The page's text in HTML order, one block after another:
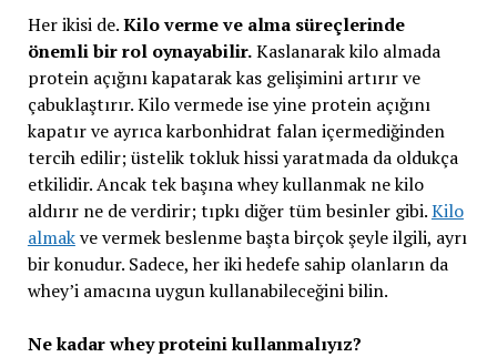
Her ikisi de.Kilo verme ve alma süreçlerinde
önemli bir rol oynayabilir.Kaslanarak kilo almada
protein açığını kapatarak kas gelişimini artırır ve
çabuklaştırır. Kilo vermede ise yine protein açığını
kapatır ve ayrıca karbonhidrat falan içermediğinden
tercih edilir; üstelik tokluk hissi yaratmada da oldukça
etkilidir. Ancak tek başına whey kullanmak ne kilo
aldırır ne de verdirir; tıpkı diğer tüm besinler gibi.Kilo
almakve vermek beslenme başta birçok şeyle ilgili, ayrı
bir konudur. Sadece, her iki hedefe sahip olanların da
whey’i amacına uygun kullanabileceğini bilin.
Ne kadar whey proteini kullanmalıyız?